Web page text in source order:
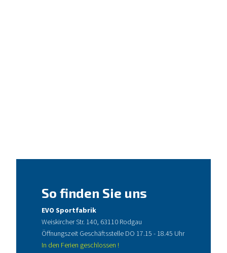
So finden Sie uns
EVO Sportfabrik
Weiskircher Str. 140, 63110 Rodgau
Öffnungszeit Geschäftsstelle DO 17.15 - 18.45 Uhr
In den Ferien geschlossen !